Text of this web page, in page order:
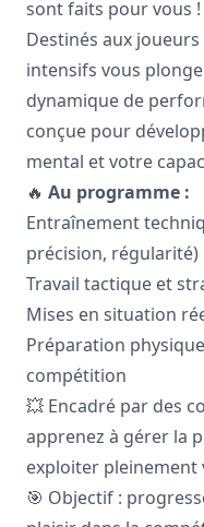
sont faits pour vous !
Destinés aux
intensifs vous
dynamique de
conçue pour
mental et votre
🔥 Au programme :
Entraînement
précision, régularité)
Travail tactique et
Mises en situation
Préparation
compétition
💥 Encadré par des
apprenez à gérer la
exploiter
🎯 Objectif :